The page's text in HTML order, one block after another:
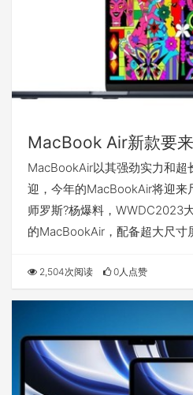
MacBook Air新款要
MacBookAir以其强劲实力和超
迎，今年的MacBookAir将迎来
师罗斯?杨爆料，WWDC2023
的MacBookAir，配备超大尺
2,504次阅读 0人点赞